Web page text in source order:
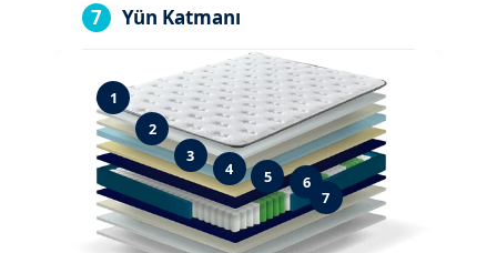
7 Yün Katmanı
1
2
3
4 5 6
7